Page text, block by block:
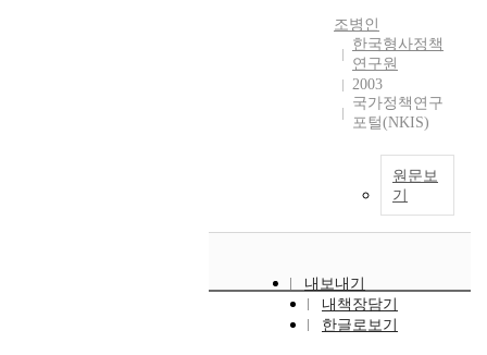
조병인
한국형사정책
연구원
2003
국가정책연구
포털(NKIS)
원문보
기
내보내기
내책장담기
한글로보기